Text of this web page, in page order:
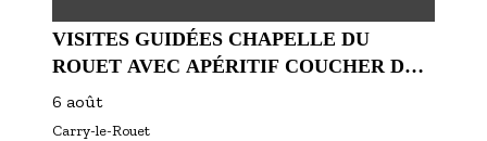
VISITES GUIDÉES CHAPELLE DU
ROUET AVEC APÉRITIF COUCHER DE
SOLEIL AOÛT 2026
6 août
Carry-le-Rouet